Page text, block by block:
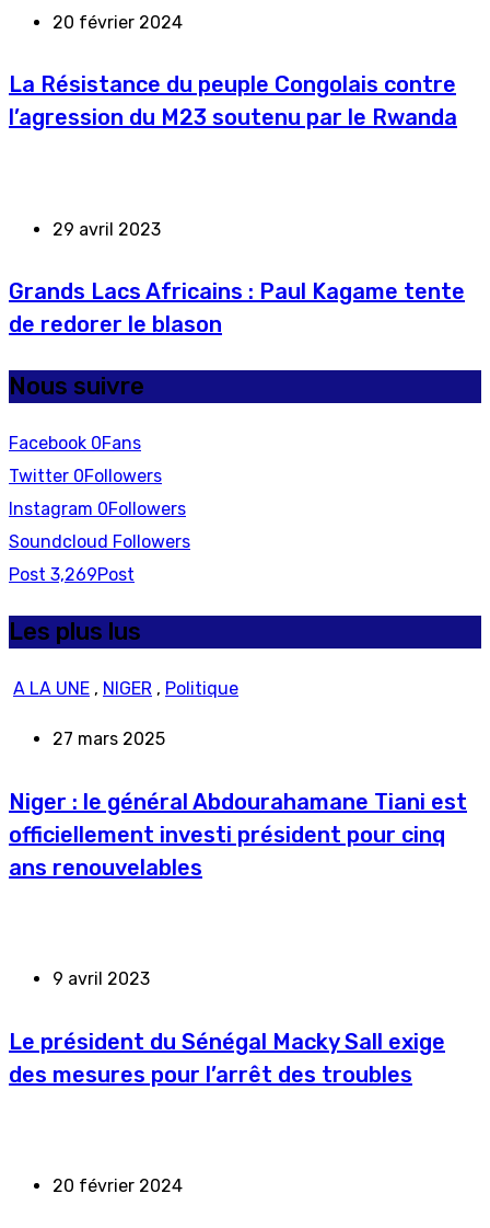
20 février 2024
La Résistance du peuple Congolais contre
l’agression du M23 soutenu par le Rwanda
29 avril 2023
Grands Lacs Africains : Paul Kagame tente
de redorer le blason
Nous suivre
Facebook 0Fans
Twitter 0Followers
Instagram 0Followers
Soundcloud Followers
Post 3,269Post
Les plus lus
A LA UNE , NIGER , Politique
27 mars 2025
Niger : le général Abdourahamane Tiani est
officiellement investi président pour cinq
ans renouvelables
9 avril 2023
Le président du Sénégal Macky Sall exige
des mesures pour l’arrêt des troubles
20 février 2024